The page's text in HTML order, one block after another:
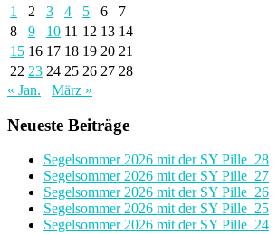
1
2 3 4 5 6
7
8
9 10 11 12 13 14
15 16 17 18 19 20 21
22 23 24 25 26 27 28
« Jan.
März »
Neueste Beiträge
Segelsommer 2026 mit der SY Pille_28
Segelsommer 2026 mit der SY Pille_27
Segelsommer 2026 mit der SY Pille_26
Segelsommer 2026 mit der SY Pille_25
Segelsommer 2026 mit der SY Pille_24